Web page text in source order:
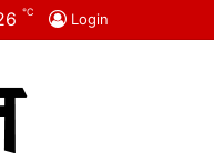
Login
℃